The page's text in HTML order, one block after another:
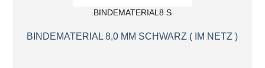
BINDEMATERIAL8 S
BINDEMATERIAL 8,0 MM SCHWARZ ( IM NETZ )